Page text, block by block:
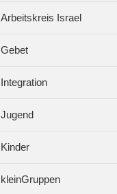
Arbeitskreis Israel
Gebet
Integration
Jugend
Kinder
kleinGruppen